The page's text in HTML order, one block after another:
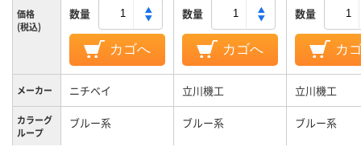
価格
(税込)
数量
カゴへ
数量
カゴへ
数量
カ
メーカー ニチベイ 立川機工 立川機工
カラーグ
ループ
ブルー系 ブルー系 ブルー系